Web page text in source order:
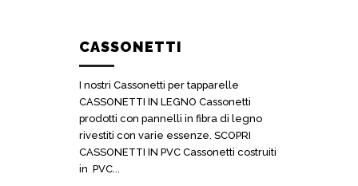
CASSONETTI
I nostri Cassonetti per tapparelle
CASSONETTI IN LEGNO Cassonetti
prodotti con pannelli in fibra di legno
rivestiti con varie essenze. SCOPRI
CASSONETTI IN PVC Cassonetti costruiti
in PVC...